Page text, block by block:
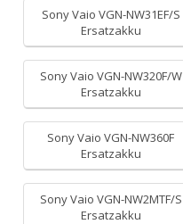
Sony Vaio VGN-NW31EF/S
Ersatzakku
Sony Vaio VGN-NW320F/W
Ersatzakku
Sony Vaio VGN-NW360F
Ersatzakku
Sony Vaio VGN-NW2MTF/S
Ersatzakku